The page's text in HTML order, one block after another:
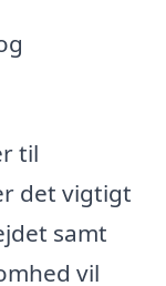
til
det vigtigt
samt
vil